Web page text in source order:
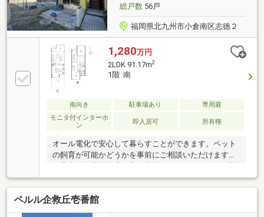
総戸数56戸
福岡県北九州市小倉南区志徳２
1,280万円
2LDK 91.17m2
1階 南
南向き 駐車場あり
専用庭
モニタ付インターホ
ン
即入居可 所有権
オール電化で安心して暮らすことができます。ペット
の飼育が可能かどうかを事前にご相談いただけます。
手のいいシステムキッチンを選んでみませんか。IHク
ッキングヒーター付きのキッチンです。不動産購入は
人生で一度あるかないかの大きな買い物です。失敗し
たくないのであれば、経験豊富なプロにお任せくださ
ペルル企救丘壱番館